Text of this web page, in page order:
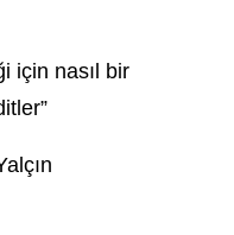
için nasıl bir